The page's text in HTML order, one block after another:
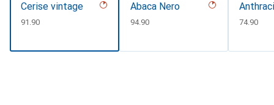
Cerise vintage
CHF
91.90
Abaca Nero
CHF
94.90 CHF
74.90